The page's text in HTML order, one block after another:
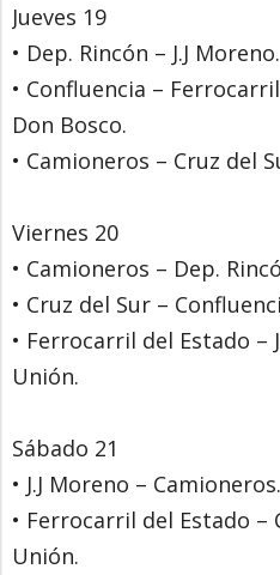
Jueves 19
• Dep. Rincón – J.J
• Confluencia –
Don Bosco.
• Camioneros – Cruz del
Viernes 20
• Camioneros – Dep.
• Cruz del Sur –
• Ferrocarril del Estado –
Unión.
Sábado 21
• J.J Moreno –
• Ferrocarril del Estado –
Unión.